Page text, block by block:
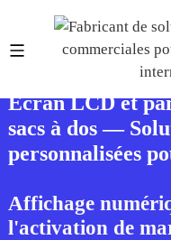
Écran LCD et
sacs à dos —
personnalisées
Affichage
l'activation de